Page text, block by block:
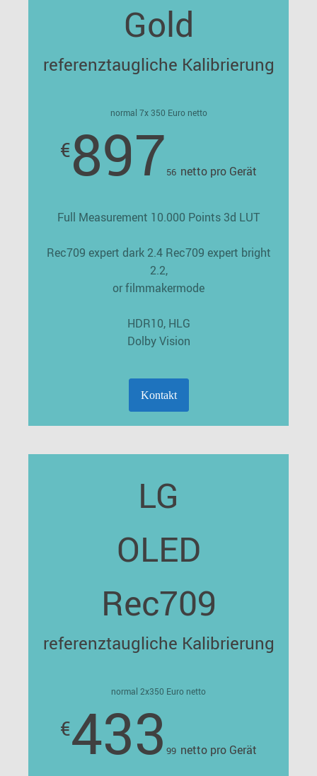
Gold
referenztaugliche Kalibrierung
Full Measurement 10.000 Points 3d LUT
Rec709 expert dark 2.4 Rec709 expert bright
2.2,
or filmmakermode
HDR10, HLG
Dolby Vision
normal 7x 350 Euro netto
€897 56 netto pro Gerät
Kontakt
LG
OLED
Rec709
referenztaugliche Kalibrierung
normal 2x350 Euro netto
€433 99 netto pro Gerät